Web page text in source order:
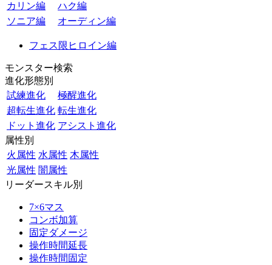
カリン編
ハク編
ソニア編
オーディン編
フェス限ヒロイン編
モンスター検索
進化形態別
試練進化
極醒進化
超転生進化 転生進化
ドット進化 アシスト進化
属性別
火属性 水属性 木属性
光属性 闇属性
リーダースキル別
7×6マス
コンボ加算
固定ダメージ
操作時間延長
操作時間固定